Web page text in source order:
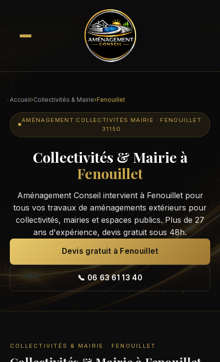
Accueil›Collectivités & Mairie›Fenouillet
AMÉNAGEMENT COLLECTIVITÉS MAIRIE · FENOUILLET
31150
Collectivités & Mairie à
Fenouillet
Aménagement Conseil intervient à Fenouillet pour
tous vos travaux de aménagements extérieurs pour
collectivités, mairies et espaces publics. Plus de 27
ans d'expérience, devis gratuit sous 48h.
Devis gratuit à Fenouillet
📞 06 63 61 13 40
COLLECTIVITÉS & MAIRIE · FENOUILLET